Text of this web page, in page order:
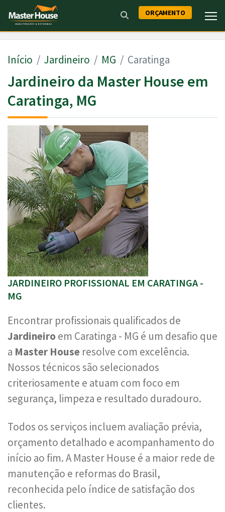
ORÇAMENTO
Início Jardineiro MG Caratinga
Jardineiro da Master House em
Caratinga, MG
JARDINEIRO PROFISSIONAL EM CARATINGA -
MG
Encontrar profissionais qualificados de
Jardineiro em Caratinga - MG é um desafio que
a Master House resolve com excelência.
Nossos técnicos são selecionados
criteriosamente e atuam com foco em
segurança, limpeza e resultado duradouro.
Todos os serviços incluem avaliação prévia,
orçamento detalhado e acompanhamento do
início ao fim. A Master House é a maior rede de
manutenção e reformas do Brasil,
reconhecida pelo índice de satisfação dos
clientes.